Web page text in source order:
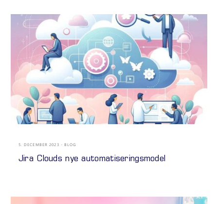
5. DECEMBER 2023 BLOG
Jira Clouds nye automatiseringsmodel